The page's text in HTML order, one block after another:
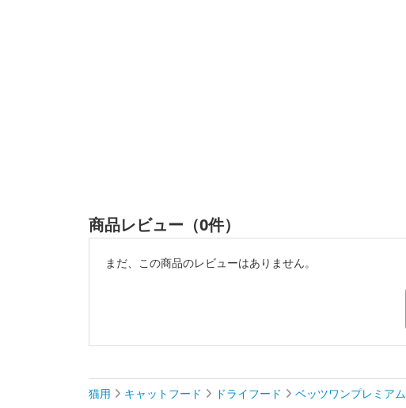
商品レビュー（0件）
まだ、この商品のレビューはありません。
猫用 キャットフード ドライフード ベッツワンプレミアム